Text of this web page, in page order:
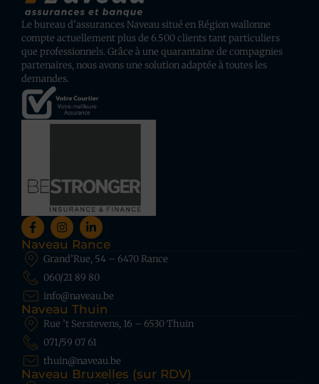
Le bureau d’assurances Naveau situé en Région wallonne
compte actuellement plus de 6.500 clients tant particuliers
que professionnels. Grâce à une quarantaine de compagnies
partenaires, nous avons une solution adaptée à toutes les
demandes.
Naveau Rance
Grand’Rue, 54 – 6470 Rance
060/21 89 80
info@naveau.be
Naveau Thuin
Rue ’t Serstevens, 16 – 6530 Thuin
071/59 07 61
thuin@naveau.be
Naveau Bruxelles (sur RDV)